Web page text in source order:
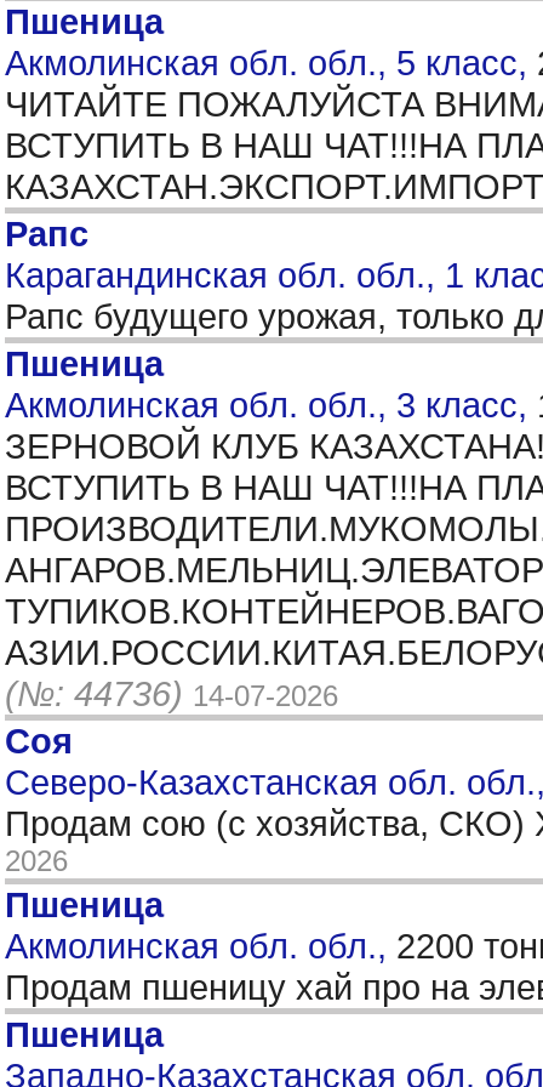
Пшеница
Акмолинская обл. обл., 5 класс,
ЧИТАЙТЕ ПОЖАЛУЙСТА
ВСТУПИТЬ В НАШ ЧАТ!!!НА
Рапс
Карагандинская обл. обл., 1
Рапс будущего урожая,
Пшеница
Акмолинская обл. обл., 3 класс,
ЗЕРНОВОЙ КЛУБ
ВСТУПИТЬ В НАШ ЧАТ!!!НА
(№: 44736) 14-07-2026
Соя
Северо-Казахстанская обл.
Продам сою (с хозяйства,
2026
Пшеница
Акмолинская обл. обл., 2200
Продам пшеницу хай про на
Пшеница
Западно-Казахстанская обл.